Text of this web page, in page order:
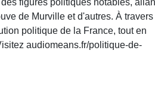
figures politiques notables,
de Murville et d'autres. À travers
politique de la France, tout en
audiomeans.fr/politique-de-